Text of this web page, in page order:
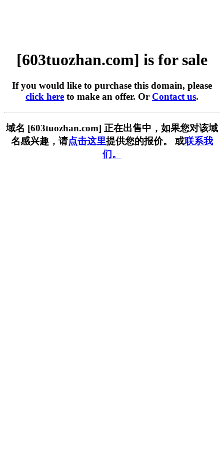
[603tuozhan.com] is for sale
If you would like to purchase this domain, please
click here to make an offer. Or Contact us.
域名 [603tuozhan.com] 正在出售中，如果您对该域
名感兴趣，请点击这里提供您的报价。 或联系我
们。